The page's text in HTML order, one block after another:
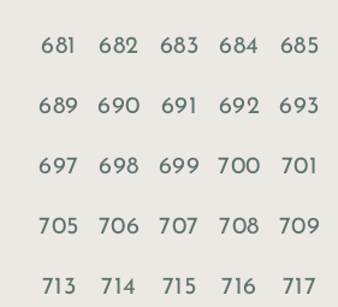
681 682 683 684 685
689 690 691 692 693
697 698 699 700 701
705 706 707 708 709
713 714 715 716 717